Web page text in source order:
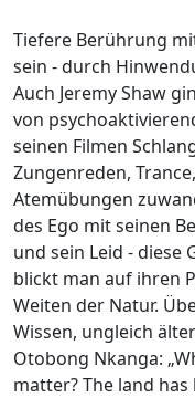
Tiefere Berührung
sein - durch
Auch Jeremy Shaw
von
seinen Filmen
Zungenreden,
Atemübungen
des Ego mit seinen
und sein Leid - diese
blickt man auf ihren
Weiten der Natur.
Wissen, ungleich
Otobong Nkanga:
matter? The land